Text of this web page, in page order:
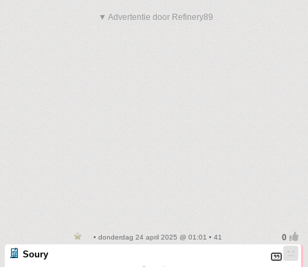
▼ Advertentie door Refinery89
• donderdag 24 april 2025 @ 01:01 • 41
Soury